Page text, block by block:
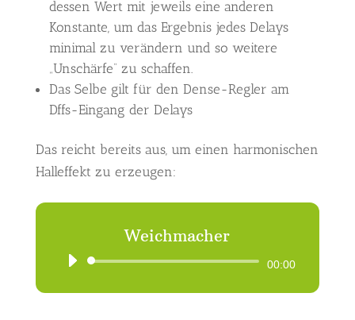
dessen Wert mit jeweils eine anderen
Konstante, um das Ergebnis jedes Delays
minimal zu verändern und so weitere
„Unschärfe“ zu schaffen.
Das Selbe gilt für den Dense-Regler am
Dffs-Eingang der Delays
Das reicht bereits aus, um einen harmonischen
Halleffekt zu erzeugen:
Weichmacher
Audio-
00:00